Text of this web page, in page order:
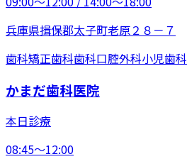
兵庫県揖保郡太子町老原２８－７
歯科矯正歯科歯科口腔外科小児歯科
かまだ歯科医院
本日診療
08:45〜12:00